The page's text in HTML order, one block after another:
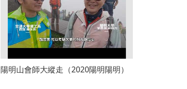
陽明山會師大縱走（2020陽明陽明）